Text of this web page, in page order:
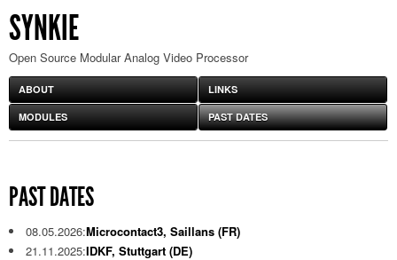
SYNKIE
Open Source Modular Analog Video Processor
ABOUT LINKS
MODULES PAST DATES
PAST DATES
08.05.2026:Microcontact3, Saillans (FR)
21.11.2025:IDKF, Stuttgart (DE)